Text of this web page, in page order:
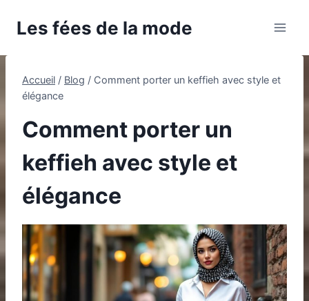
Les fées de la mode
Accueil / Blog / Comment porter un keffieh avec style et
élégance
Comment porter un
keffieh avec style et
élégance